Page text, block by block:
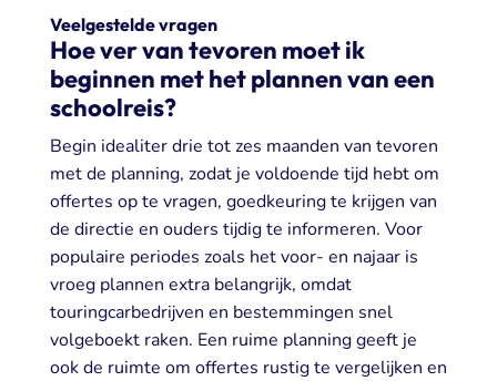
Veelgestelde vragen
Hoe ver van tevoren moet ik
beginnen met het plannen van een
schoolreis?
Begin idealiter drie tot zes maanden van tevoren
met de planning, zodat je voldoende tijd hebt om
offertes op te vragen, goedkeuring te krijgen van
de directie en ouders tijdig te informeren. Voor
populaire periodes zoals het voor- en najaar is
vroeg plannen extra belangrijk, omdat
touringcarbedrijven en bestemmingen snel
volgeboekt raken. Een ruime planning geeft je
ook de ruimte om offertes rustig te vergelijken en